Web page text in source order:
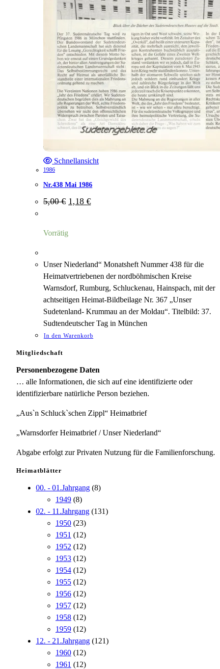
Schnellansicht
1986
Nr.438 Mai 1986
5,00€ Ursprünglicher
Preis
1,18 €Aktueller
Preis
Vorrätig
Unser Niederland“ Monatsheft Nummer 438 für die
Heimatvertriebenen der nordböhmischen Kreise
Warnsdorf, Rumburg, Schluckenau, Hainspach, mit der
achtseitigen Heimat-Bildbeilage Nr. 367 „Unser
Sudetenland- Krummau an der Moldau“. Titelbild: 37.
Sudtendeutscher Tag in München
In den Warenkorb
Mitgliedschaft
Personenbezogene Daten
… alle Informationen, die sich auf eine identifizierte oder
identifizierbare natürliche Person beziehen.
„Aus`n Schluck`schen Zippl“ Heimatbrief
„Warnsdorfer Heimatbrief / Unser Niederland“
Abgabe erfolgt zur Privaten Nutzung für die Familienforschung.
Heimatblätter
00. - 01.Jahrgang (8)
1949 (8)
02. - 11.Jahrgang (131)
1950 (23)
1951 (12)
1952 (12)
1953 (12)
1954 (12)
1955 (12)
1956 (12)
1957 (12)
1958 (12)
1959 (12)
12. - 21.Jahrgang (121)
1960 (12)
1961 (12)